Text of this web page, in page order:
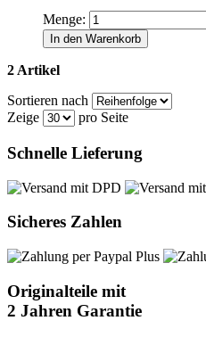
Menge:
In den Warenkorb
2 Artikel
Sortieren nach
Zeige
pro Seite
Schnelle Lieferung
Sicheres Zahlen
Originalteile mit
2 Jahren Garantie